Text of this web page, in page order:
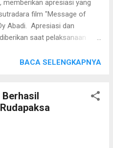
liar serta melakukan
Polisi dapat mendeteksi
potensi tindak kriminal dan
agar tidak meresahkan
kegiatan balap liar
memberikan apresiasi yang
film "Message of
Abadi. Apresiasi dan
saat pelaksanaan
Senin (25/9/2023). Dalam
Oy Abadi, sutradara
kisah peristiwa
menjelaskan latar
pesan moral yang
BACA SELENGKAPNYA